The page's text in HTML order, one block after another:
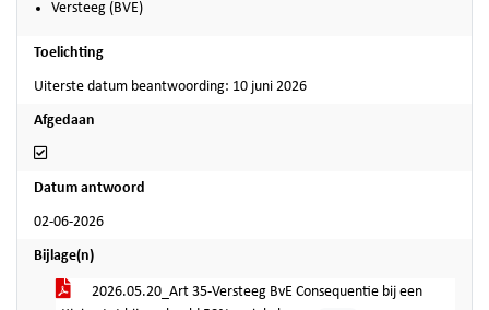
Versteeg (BVE)
Toelichting
Uiterste datum beantwoording: 10 juni 2026
Afgedaan
Datum antwoord
02-06-2026
Bijlage(n)
2026.05.20_Art 35-Versteeg BvE Consequentie bij een